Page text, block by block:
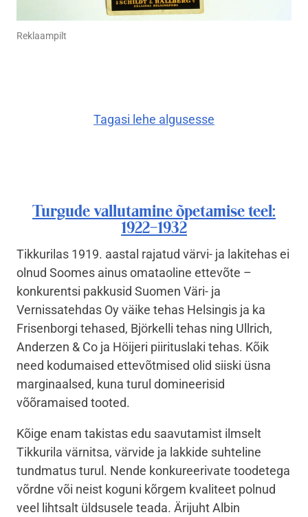
Reklaampilt
Tagasi lehe algusesse
Turgude vallutamine õpetamise teel:
1922–1932
Tikkurilas 1919. aastal rajatud värvi- ja lakitehas ei
olnud Soomes ainus omataoline ettevõte –
konkurentsi pakkusid Suomen Väri- ja
Vernissatehdas Oy väike tehas Helsingis ja ka
Frisenborgi tehased, Björkelli tehas ning Ullrich,
Anderzen & Co ja Höijeri piirituslaki tehas. Kõik
need kodumaised ettevõtmised olid siiski üsna
marginaalsed, kuna turul domineerisid
võõramaised tooted.
Kõige enam takistas edu saavutamist ilmselt
Tikkurila värnitsa, värvide ja lakkide suhteline
tundmatus turul. Nende konkureerivate toodetega
võrdne või neist koguni kõrgem kvaliteet polnud
veel lihtsalt üldsusele teada. Ärijuht Albin